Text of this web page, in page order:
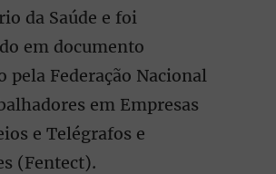
da Saúde e foi
em documento
pela Federação Nacional
em Empresas
e Telégrafos e
(Fentect).